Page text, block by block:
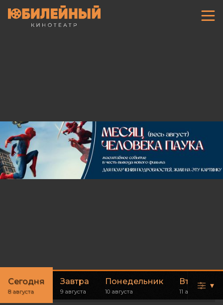
Сегодня
8 августа
Завтра
9 августа
Понедельник
10 августа
Вторник
11 августа
▾